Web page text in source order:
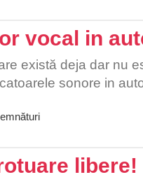
vocal in
există deja dar nu
sonore in
libere!